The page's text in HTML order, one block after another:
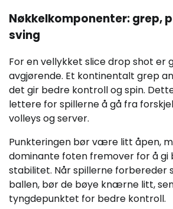
Nøkkelkomponenter: grep,
sving
For en vellykket slice drop shot er
avgjørende. Et kontinentalt grep
det gir bedre kontroll og spin.
lettere for spillerne å gå fra
volleys og server.
Punkteringen bør være litt åpen,
dominante foten fremover for å gi
stabilitet. Når spillerne forbereder
ballen, bør de bøye knærne litt,
tyngdepunktet for bedre kontroll.